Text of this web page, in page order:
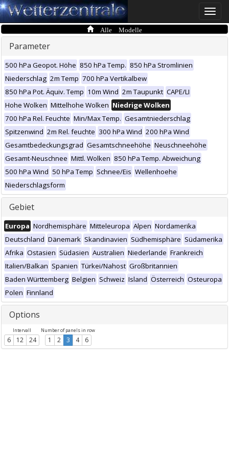
Toggle
Alle Modelle
Parameter
500 hPa Geopot. Höhe 850 hPa Temp. 850 hPa Stromlinien
Niederschlag 2m Temp 700 hPa Vertikalbew
850 hPa Pot. Äquiv. Temp 10m Wind 2m Taupunkt CAPE/LI
Hohe Wolken Mittelhohe Wolken Niedrige Wolken
700 hPa Rel. Feuchte Min/Max Temp. Gesamtniederschlag
Spitzenwind 2m Rel. feuchte 300 hPa Wind 200 hPa Wind
Gesamtbedeckungsgrad Gesamtschneehöhe Neuschneehöhe
Gesamt-Neuschnee Mittl. Wolken 850 hPa Temp. Abweichung
500 hPa Wind 50 hPa Temp Schnee/Eis Wellenhoehe
Niederschlagsform
Gebiet
Europa Nordhemisphäre Mitteleuropa Alpen Nordamerika
Deutschland Dänemark Skandinavien Südhemisphäre Südamerika
Afrika Ostasien Südasien Australien Niederlande Frankreich
Italien/Balkan Spanien Türkei/Nahost Großbritannien
Baden Württemberg Belgien Schweiz Island Österreich Osteuropa
Polen Finnland
Options
Intervall
6 12 24
Number of panels in row
1 2 3 4 6